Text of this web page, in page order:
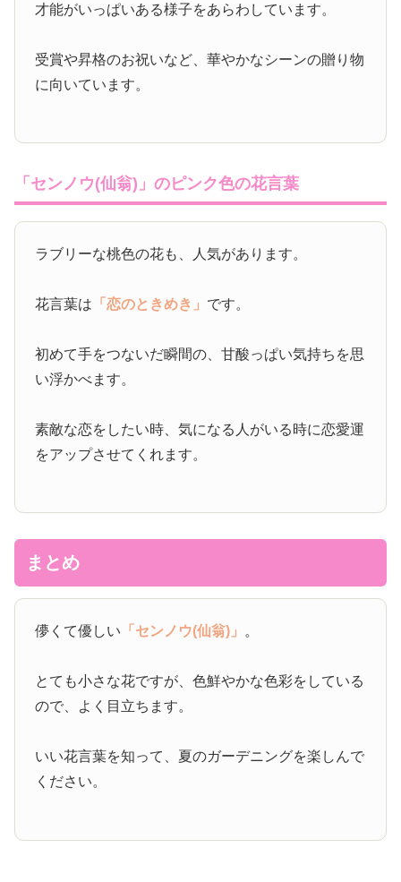
才能がいっぱいある様子をあらわしています。
受賞や昇格のお祝いなど、華やかなシーンの贈り物
に向いています。
「センノウ(仙翁)」のピンク色の花言葉
ラブリーな桃色の花も、人気があります。
花言葉は 「恋のときめき」 です。
初めて手をつないだ瞬間の、甘酸っぱい気持ちを思
い浮かべます。
素敵な恋をしたい時、気になる人がいる時に恋愛運
をアップさせてくれます。
まとめ
儚くて優しい 「センノウ(仙翁)」 。
とても小さな花ですが、色鮮やかな色彩をしている
ので、よく目立ちます。
いい花言葉を知って、夏のガーデニングを楽しんで
ください。